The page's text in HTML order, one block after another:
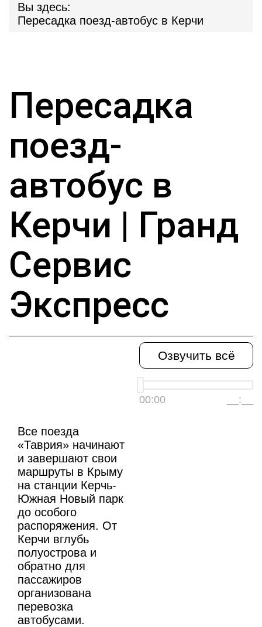
Вы здесь:
Пересадка поезд-автобус в Керчи
Пересадка
поезд-
автобус в
Керчи | Гранд
Сервис
Экспресс
Озвучить всё
00:00 __:__
Все поезда
«Таврия» начинают
и завершают свои
маршруты в Крыму
на станции Керчь-
Южная Новый парк
до особого
распоряжения. От
Керчи вглубь
полуострова и
обратно для
пассажиров
организована
перевозка
автобусами.